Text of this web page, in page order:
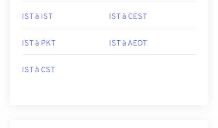
IST à IST IST à CEST
IST à PKT IST à AEDT
IST à CST